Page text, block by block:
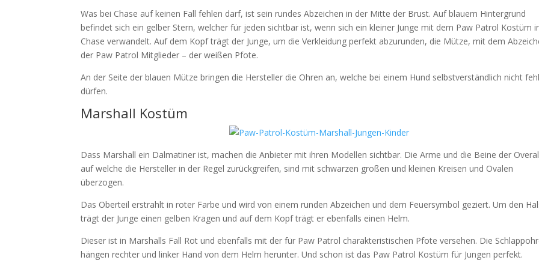
Was bei Chase auf keinen Fall fehlen darf, ist sein rundes Abzeichen in der Mitte der Brust. Auf blauem Hintergrund
befindet sich ein gelber Stern, welcher für jeden sichtbar ist, wenn sich ein kleiner Junge mit dem Paw Patrol Kostüm
Chase verwandelt. Auf dem Kopf trägt der Junge, um die Verkleidung perfekt abzurunden, die Mütze, mit dem
der Paw Patrol Mitglieder – der weißen Pfote.
An der Seite der blauen Mütze bringen die Hersteller die Ohren an, welche bei einem Hund selbstverständlich nicht
dürfen.
Marshall Kostüm
Dass Marshall ein Dalmatiner ist, machen die Anbieter mit ihren Modellen sichtbar. Die Arme und die Beine der
auf welche die Hersteller in der Regel zurückgreifen, sind mit schwarzen großen und kleinen Kreisen und Ovalen
überzogen.
Das Oberteil erstrahlt in roter Farbe und wird von einem runden Abzeichen und dem Feuersymbol geziert. Um den
trägt der Junge einen gelben Kragen und auf dem Kopf trägt er ebenfalls einen Helm.
Dieser ist in Marshalls Fall Rot und ebenfalls mit der für Paw Patrol charakteristischen Pfote versehen. Die
hängen rechter und linker Hand von dem Helm herunter. Und schon ist das Paw Patrol Kostüm für Jungen perfekt.